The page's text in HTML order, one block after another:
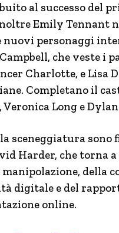
al successo del
Emily Tennant
nuovi personaggi
che veste i
Charlotte, e Lisa
Completano il
Long e
sceneggiatura sono
Harder, che torna a
della
digitale e del
online.